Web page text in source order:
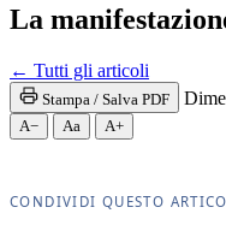
La
← Tutti gli articoli
Stampa / Salva PDF
A− Aa A+
CONDIVIDI QUESTO